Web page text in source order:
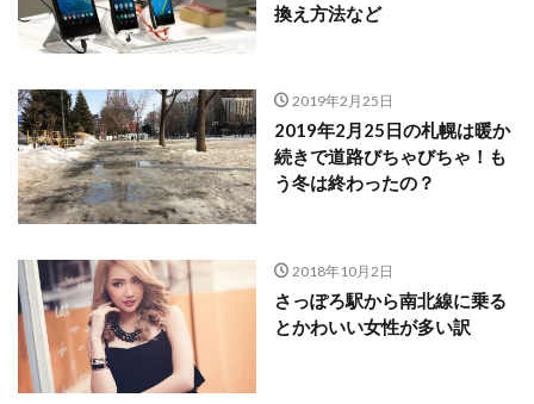
換え方法など
2019年2月25日
2019年2月25日の札幌は暖か
続きで道路びちゃびちゃ！も
う冬は終わったの？
2018年10月2日
さっぽろ駅から南北線に乗る
とかわいい女性が多い訳